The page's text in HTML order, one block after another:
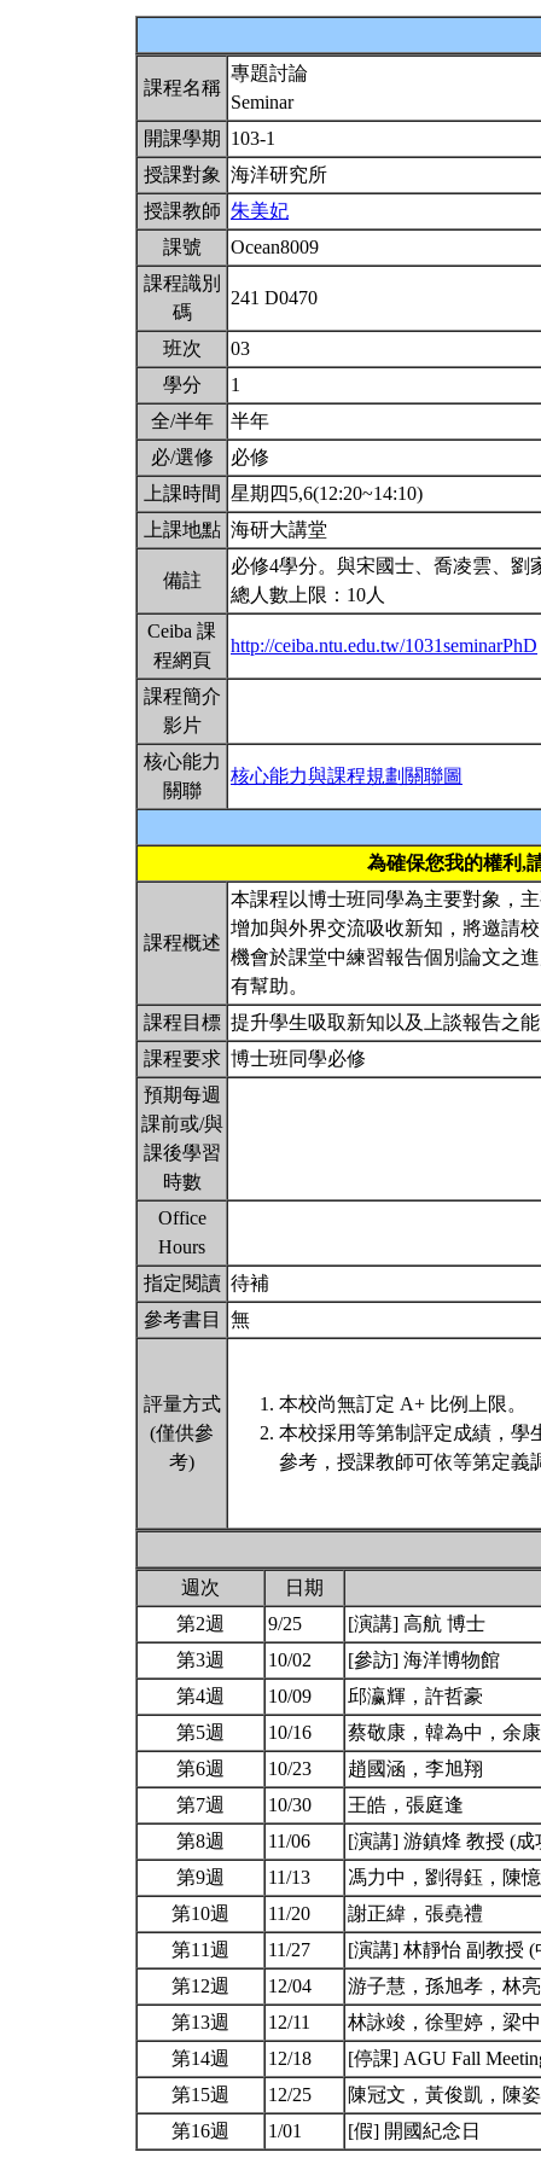
課程名稱
專題討論
Seminar
開課學期
103-1
授課對象 海洋研究所
授課教師 朱美妃
課號
Ocean8009
課程識別
碼
241 D0470
班次
03
學分
1
全/半年
半年
必/選修
必修
上課時間 星期四5,6(12:20~14:10)
上課地點 海研大講堂
備註
必修4學分。與宋國士、喬凌雲、
總人數上限：10人
Ceiba 課
程網頁
http://ceiba.ntu.edu.tw/1031seminarPhD
課程簡介
影片
核心能力
關聯
核心能力與課程規劃關聯圖
為確保您我的權利,
課程概述
本課程以博士班同學為主要對象，
增加與外界交流吸收新知，將邀請
機會於課堂中練習報告個別論文之
有幫助。
課程目標 提升學生吸取新知以及上談報告之
課程要求 博士班同學必修
預期每週
課前或/與
課後學習
時數
Office
Hours
指定閱讀 待補
參考書目
無
評量方式
(僅供參
考)
本校尚無訂定 A+ 比例上限。
本校採用等第制評定成績，學
參考，授課教師可依等第定義
週次
日期
第2週
9/25
[演講] 高航 博士
第3週
10/02
[參訪] 海洋博物館
第4週
10/09
邱瀛輝，許哲豪
第5週
10/16
蔡敬康，韓為中，余
第6週
10/23
趙國涵，李旭翔
第7週
10/30
王皓，張庭逢
第8週
11/06
[演講] 游鎮烽 教授 (
第9週
11/13
馮力中，劉得鈺，陳
第10週
11/20
謝正緯，張堯禮
第11週
11/27
[演講] 林靜怡 副教授
第12週
12/04
游子慧，孫旭孝，林
第13週
12/11
林詠竣，徐聖婷，梁
第14週
12/18
[停課] AGU Fall
第15週
12/25
陳冠文，黃俊凱，陳
第16週
1/01 [假] 開國紀念日